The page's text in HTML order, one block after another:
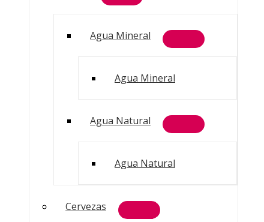
Agua Mineral
Agua Mineral
Agua Natural
Agua Natural
Cervezas